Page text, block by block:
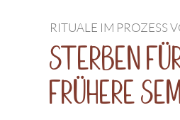
RITUALE IM PROZESS
Sterben
Frühere